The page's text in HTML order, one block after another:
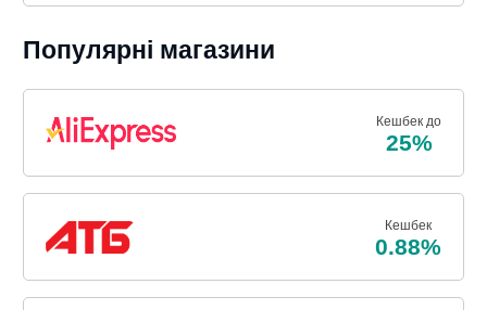
Популярні магазини
Кешбек до
25%
Кешбек
0.88%